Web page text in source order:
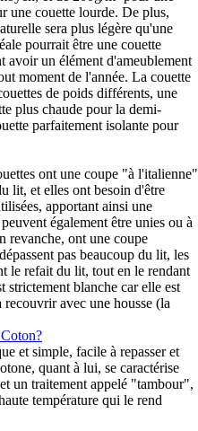
une couette lourde. De plus,
sera plus légère qu'une
pourrait être une couette
avoir un élément d'ameublement
moment de l'année. La couette
de poids différents, une
plus chaude pour la demi-
parfaitement isolante pour
ont une coupe "à l'italienne"
lit, et elles ont besoin d'être
apportant ainsi une
également être unies ou à
revanche, ont une coupe
pas beaucoup du lit, les
le refait du lit, tout en le rendant
strictement blanche car elle est
avec une housse (la
et simple, facile à repasser et
quant à lui, se caractérise
un traitement appelé "tambour",
température qui le rend